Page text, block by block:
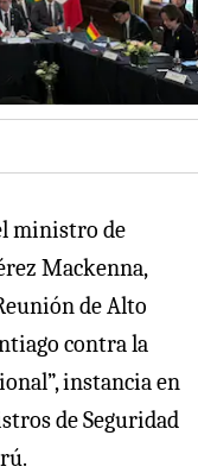
ministro de
Mackenna,
de Alto
contra la
instancia en
de Seguridad